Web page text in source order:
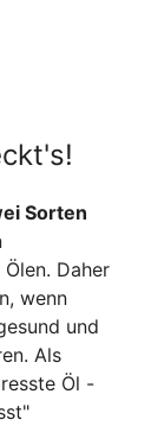
Sorten
Ölen. Daher
wenn
und
Als
Öl -